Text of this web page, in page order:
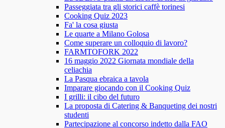
Passeggiata tra gli storici caffè torinesi
Cooking Quiz 2023
Fa' la cosa giusta
Le quarte a Milano Golosa
Come superare un colloquio di lavoro?
FARMTOFORK 2022
16 maggio 2022 Giornata mondiale della
celiachia
La Pasqua ebraica a tavola
Imparare giocando con il Cooking Quiz
I grilli: il cibo del futuro
La proposta di Catering & Banqueting dei nostri
studenti
Partecipazione al concorso indetto dalla FAO